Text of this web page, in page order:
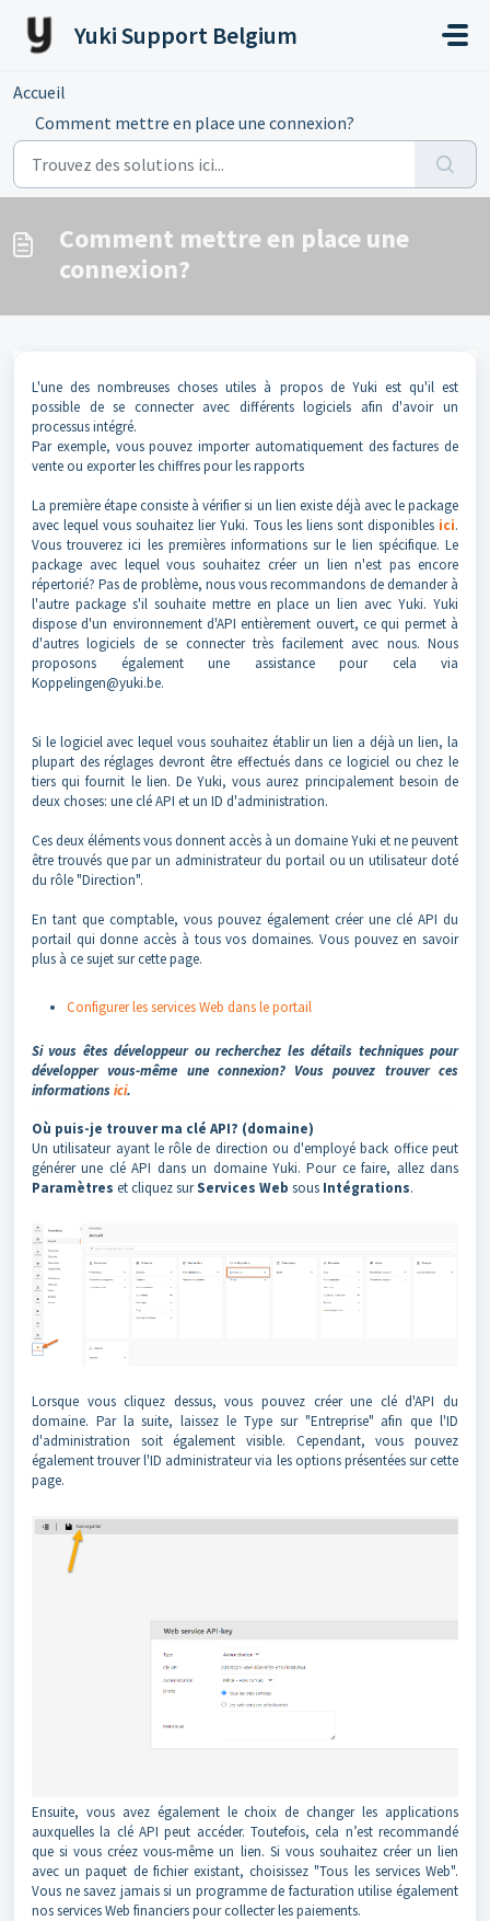
Yuki Support Belgium
Accueil
Comment mettre en place une connexion?
Comment mettre en place une
connexion?
L'une des nombreuses choses utiles à propos de Yuki est qu'il est
possible de se connecter avec différents logiciels afin d'avoir un
processus intégré.
Par exemple, vous pouvez importer automatiquement des factures de
vente ou exporter les chiffres pour les rapports
La première étape consiste à vérifier si un lien existe déjà avec le package
avec lequel vous souhaitez lier Yuki. Tous les liens sont disponibles ici.
Vous trouverez ici les premières informations sur le lien spécifique. Le
package avec lequel vous souhaitez créer un lien n'est pas encore
répertorié? Pas de problème, nous vous recommandons de demander à
l'autre package s'il souhaite mettre en place un lien avec Yuki. Yuki
dispose d'un environnement d'API entièrement ouvert, ce qui permet à
d'autres logiciels de se connecter très facilement avec nous. Nous
proposons également une assistance pour cela via
Koppelingen@yuki.be.
Si le logiciel avec lequel vous souhaitez établir un lien a déjà un lien, la
plupart des réglages devront être effectués dans ce logiciel ou chez le
tiers qui fournit le lien. De Yuki, vous aurez principalement besoin de
deux choses: une clé API et un ID d'administration.
Ces deux éléments vous donnent accès à un domaine Yuki et ne peuvent
être trouvés que par un administrateur du portail ou un utilisateur doté
du rôle "Direction".
En tant que comptable, vous pouvez également créer une clé API du
portail qui donne accès à tous vos domaines. Vous pouvez en savoir
plus à ce sujet sur cette page.
Configurer les services Web dans le portail
Si vous êtes développeur ou recherchez les détails techniques pour
développer vous-même une connexion? Vous pouvez trouver ces
informationsici.
Où puis-je trouver ma clé API? (domaine)
Un utilisateur ayant le rôle de direction ou d'employé back office peut
générer une clé API dans un domaine Yuki. Pour ce faire, allez dans
Paramètres et cliquez surServices Web sous Intégrations.
Lorsque vous cliquez dessus, vous pouvez créer une clé d'API du
domaine. Par la suite, laissez le Type sur "Entreprise" afin que l'ID
d'administration soit également visible. Cependant, vous pouvez
également trouver l'ID administrateur via les options présentées sur cette
page.
Ensuite, vous avez également le choix de changer les applications
auxquelles la clé API peut accéder. Toutefois, cela n’est recommandé
que si vous créez vous-même un lien. Si vous souhaitez créer un lien
avec un paquet de fichier existant, choisissez "Tous les services Web".
Vous ne savez jamais si un programme de facturation utilise également
nos services Web financiers pour collecter les paiements.